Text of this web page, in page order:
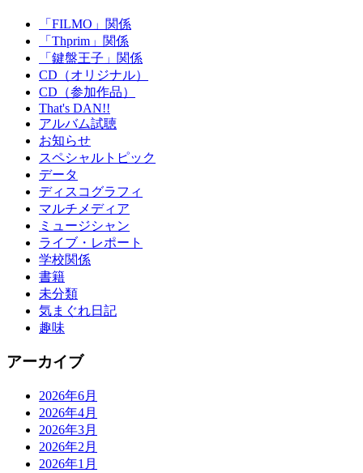
「FILMO」関係
「Thprim」関係
「鍵盤王子」関係
CD（オリジナル）
CD（参加作品）
That's DAN!!
アルバム試聴
お知らせ
スペシャルトピック
データ
ディスコグラフィ
マルチメディア
ミュージシャン
ライブ・レポート
学校関係
書籍
未分類
気まぐれ日記
趣味
アーカイブ
2026年6月
2026年4月
2026年3月
2026年2月
2026年1月